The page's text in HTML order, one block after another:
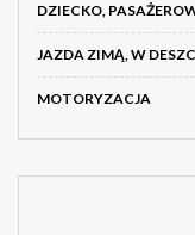
DZIECKO,
JAZDA ZIMĄ, W
MOTORYZACJA